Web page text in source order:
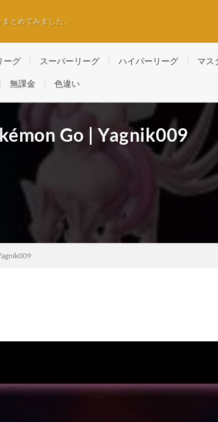
とめてみました。
ーグ スーパーリーグ ハイパーリーグ マス
無課金 色違い
Go | Yagnik009